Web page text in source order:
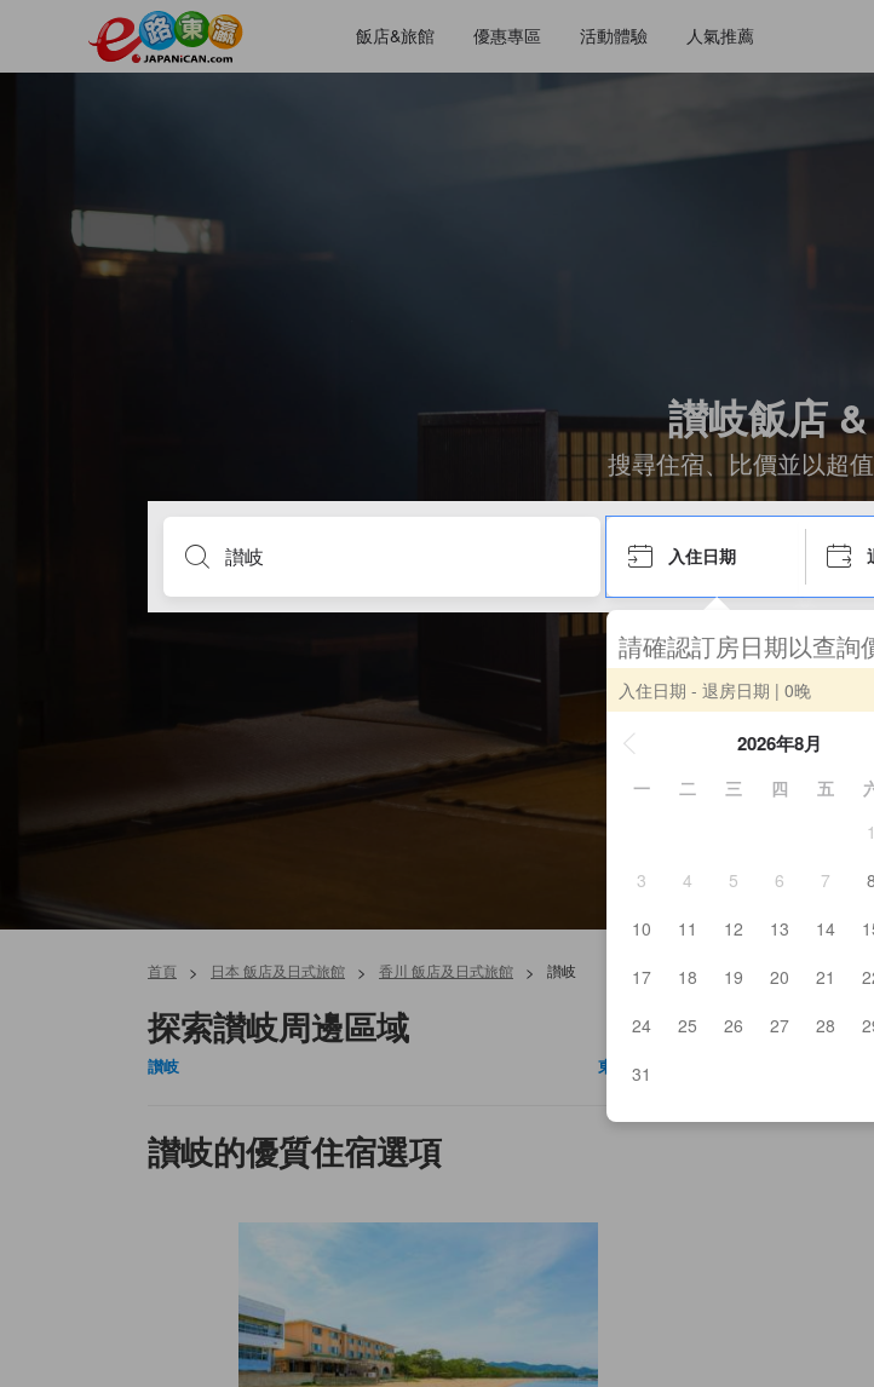
飯店&旅館 優惠專區 活動體驗 人氣推薦
讃岐飯店
搜尋住宿、比價並以超
入住日期
請確認訂房日期以查詢
入住日期 - 退房日期 | 0晚
2026年8月
一 二 三 四 五
1
3
4 5 6 7 8
10
11 12 13 14
17
18 19 20 21
24
25 26 27 28
31
首頁 > 日本 飯店及日式旅館 > 香川 飯店及日式旅館 > 讃岐
探索讃岐周邊區域
讃岐 東香川
讃岐的優質住宿選項